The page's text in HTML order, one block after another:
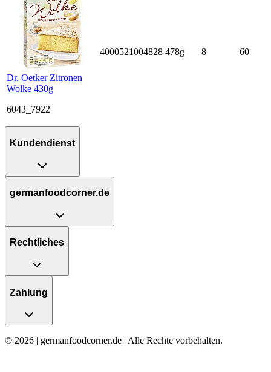
Dr. Oetker Zitronen
Wolke 430g
6043_7922
4000521004828 478g 8 60
Kundendienst
germanfoodcorner.de
Rechtliches
Zahlung
© 2026 | germanfoodcorner.de | Alle Rechte vorbehalten.